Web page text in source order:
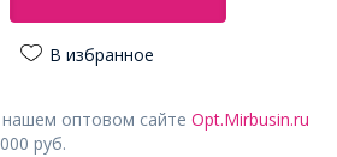
В избранное
оптовом сайте Opt.Mirbusin.ru
руб.